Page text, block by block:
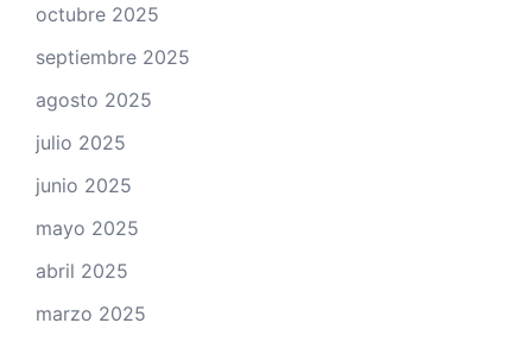
octubre 2025
septiembre 2025
agosto 2025
julio 2025
junio 2025
mayo 2025
abril 2025
marzo 2025